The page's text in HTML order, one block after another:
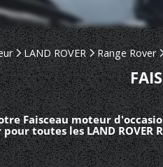
LAND ROVER Range Rover
Faisceau moteur
toutes les LAND